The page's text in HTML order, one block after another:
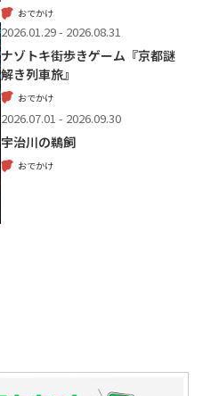
おでかけ
2026.01.29 - 2026.08.31
ナゾトキ街歩きゲーム『京都謎
解き列車旅』
おでかけ
2026.07.01 - 2026.09.30
宇治川の鵜飼
おでかけ